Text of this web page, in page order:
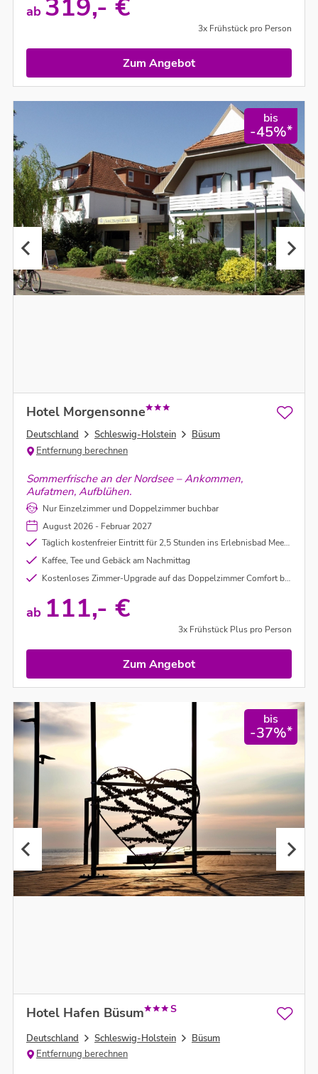
ab 319,- €
3x Frühstück pro Person
Zum Angebot
bis
-45%*
Hotel Morgensonne
Deutschland Schleswig-Holstein
Büsum
Entfernung berechnen
Sommerfrische an der Nordsee – Ankommen,
Aufatmen, Aufblühen.
Nur Einzelzimmer und Doppelzimmer buchbar
August 2026 - Februar 2027
Täglich kostenfreier Eintritt für 2,5 Stunden ins Erlebnisbad Meerzeit
Kaffee, Tee und Gebäck am Nachmittag
Kostenloses Zimmer-Upgrade auf das Doppelzimmer Comfort bei Buchung und Verfügbarkeit des Zimmerupgrades
ab 111,- €
3x Frühstück Plus pro Person
Zum Angebot
bis
-37%*
Hotel Hafen Büsum S
Deutschland Schleswig-Holstein
Büsum
Entfernung berechnen